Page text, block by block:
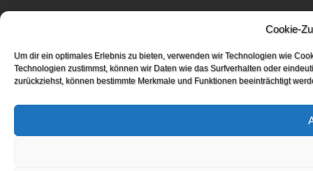
Cookie-
Um dir ein optimales Erlebnis zu bieten, verwenden wir Technologien wie
Technologien zustimmst, können wir Daten wie das Surfverhalten oder
zurückziehst, können bestimmte Merkmale und Funktionen beeinträchtigt